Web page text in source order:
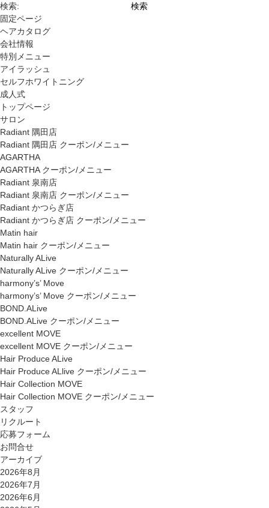
検索:
固定ページ
ヘアカタログ
会社情報
特別メニュー
アイラッシュ
セルフホワイトニング
成人式
トップページ
サロン
Radiant 隅田店
Radiant 隅田店 クーポン/メニュー
AGARTHA
AGARTHA クーポン/メニュー
Radiant 泉南店
Radiant 泉南店 クーポン/メニュー
Radiant かつらぎ店
Radiant かつらぎ店 クーポン/メニュー
Matin hair
Matin hair クーポン/メニュー
Naturally ALive
Naturally ALive クーポン/メニュー
harmony’s’ Move
harmony’s’ Move クーポン/メニュー
BOND.ALive
BOND.ALive クーポン/メニュー
excellent MOVE
excellent MOVE クーポン/メニュー
Hair Produce ALive
Hair Produce ALlive クーポン/メニュー
Hair Collection MOVE
Hair Collection MOVE クーポン/メニュー
スタッフ
リクルート
応募フォーム
お問合せ
アーカイブ
2026年8月
2026年7月
2026年6月